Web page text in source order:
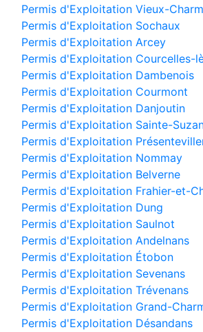
Permis d'Exploitation Vieux-
Permis d'Exploitation Sochaux
Permis d'Exploitation Arcey
Permis d'Exploitation Courcelles-
Permis d'Exploitation Dambenois
Permis d'Exploitation Courmont
Permis d'Exploitation Danjoutin
Permis d'Exploitation Sainte-
Permis d'Exploitation
Permis d'Exploitation Nommay
Permis d'Exploitation Belverne
Permis d'Exploitation Frahier-et-
Permis d'Exploitation Dung
Permis d'Exploitation Saulnot
Permis d'Exploitation Andelnans
Permis d'Exploitation Étobon
Permis d'Exploitation Sevenans
Permis d'Exploitation Trévenans
Permis d'Exploitation Grand-
Permis d'Exploitation Désandans